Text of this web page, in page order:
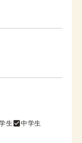
生
中学生